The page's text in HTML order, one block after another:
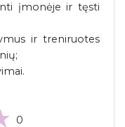
įmonėje ir tęsti
ir treniruotes
0